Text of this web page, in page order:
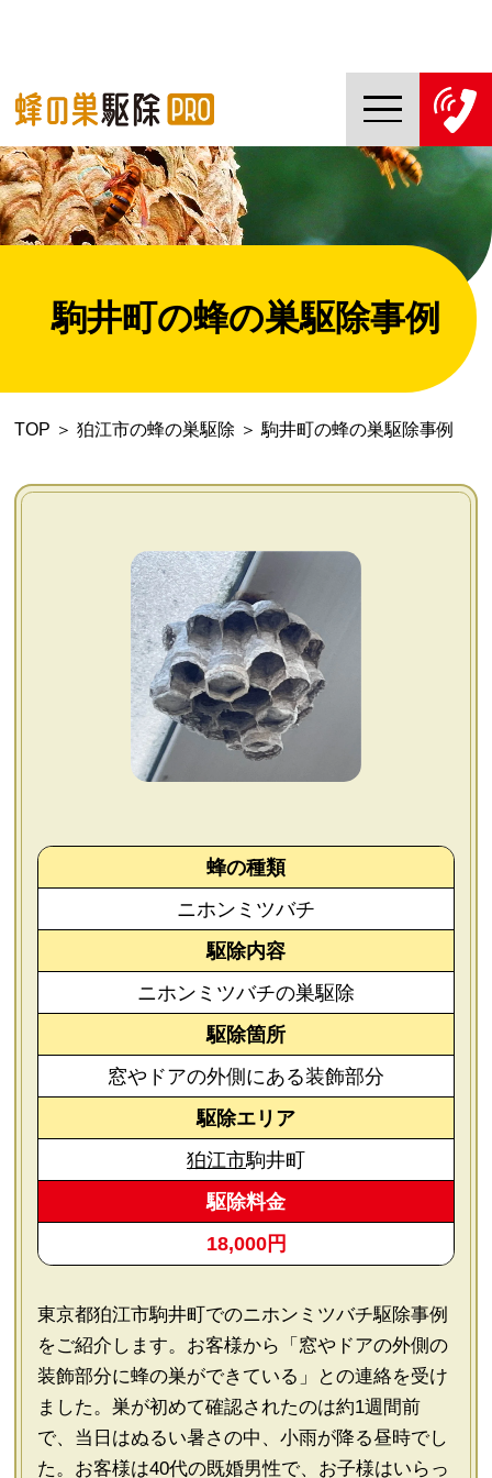
TOP
蜂の巣駆除PROについて
蜂の巣駆除ご依頼の流れ
対応エリア一覧
会社概要
お問い合わせ
個人情報保護方針
駒井町の蜂の巣駆除事例
TOP ＞ 狛江市の蜂の巣駆除 ＞ 駒井町の蜂の巣駆除事例
蜂の種類
ニホンミツバチ
駆除内容
ニホンミツバチの巣駆除
駆除箇所
窓やドアの外側にある装飾部分
駆除エリア
狛江市駒井町
駆除料金
18,000円
東京都狛江市駒井町でのニホンミツバチ駆除事例
をご紹介します。お客様から「窓やドアの外側の
装飾部分に蜂の巣ができている」との連絡を受け
ました。巣が初めて確認されたのは約1週間前
で、当日はぬるい暑さの中、小雨が降る昼時でし
た。お客様は40代の既婚男性で、お子様はいらっ